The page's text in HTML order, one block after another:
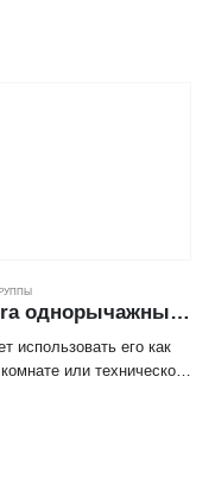
и качественный
Смеситель д/кухни DEVIDA Elra однорычажный, кор. излив, картридж 40мм, гайка ---
или техническом
при
использования
используется
по осям корпус-